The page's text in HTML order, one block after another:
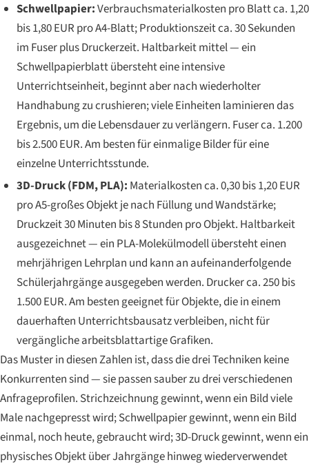
Schwellpapier:Verbrauchsmaterialkosten pro Blatt ca. 1,20
bis 1,80 EUR pro A4-Blatt; Produktionszeit ca. 30 Sekunden
im Fuser plus Druckerzeit. Haltbarkeit mittel — ein
Schwellpapierblatt übersteht eine intensive
Unterrichtseinheit, beginnt aber nach wiederholter
Handhabung zu crushieren; viele Einheiten laminieren das
Ergebnis, um die Lebensdauer zu verlängern. Fuser ca. 1.200
bis 2.500 EUR. Am besten für einmalige Bilder für eine
einzelne Unterrichtsstunde.
3D-Druck (FDM, PLA): Materialkosten ca. 0,30 bis 1,20 EUR
pro A5-großes Objekt je nach Füllung und Wandstärke;
Druckzeit 30 Minuten bis 8 Stunden pro Objekt. Haltbarkeit
ausgezeichnet — ein PLA-Molekülmodell übersteht einen
mehrjährigen Lehrplan und kann an aufeinanderfolgende
Schülerjahrgänge ausgegeben werden. Drucker ca. 250 bis
1.500 EUR. Am besten geeignet für Objekte, die in einem
dauerhaften Unterrichtsbausatz verbleiben, nicht für
vergängliche arbeitsblattartige Grafiken.
Das Muster in diesen Zahlen ist, dass die drei Techniken keine
Konkurrenten sind — sie passen sauber zu drei verschiedenen
Anfrageprofilen. Strichzeichnung gewinnt, wenn ein Bild viele
Male nachgepresst wird; Schwellpapier gewinnt, wenn ein Bild
einmal, noch heute, gebraucht wird; 3D-Druck gewinnt, wenn ein
physisches Objekt über Jahrgänge hinweg wiederverwendet